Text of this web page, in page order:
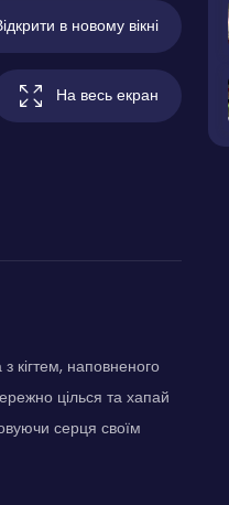
в новому вікні
На весь екран
кігтем, наповненого
цілься та хапай
серця своїм